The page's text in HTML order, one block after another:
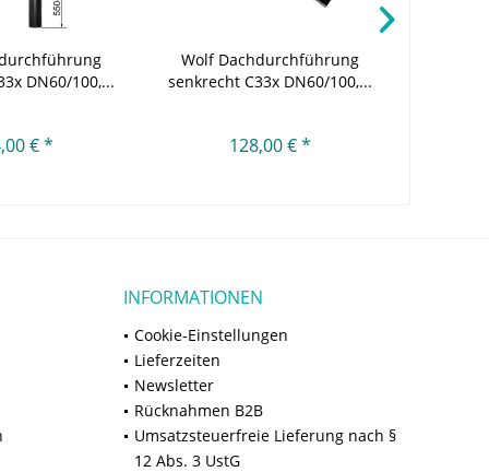
DN60/100,...
€ *
Wolf Dachdurchführung
senkrecht C33x DN60/100,...
128,00 € *
INFORMATIONEN
Cookie-Einstellungen
Lieferzeiten
Newsletter
Rücknahmen B2B
Umsatzsteuerfreie Lieferung nach §
12 Abs. 3 UstG